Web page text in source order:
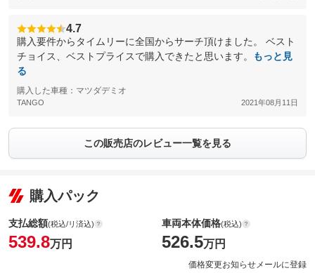
4.7
購入要件からタイムリーに全国からサーチ頂けました。 ベスト
チョイス、ベストプライスで購入できたと思います。
もっと見
る
購入した車種：マツダデミオ
TANGO 2021年08月11日
この販売店のレビュー一覧を見る
購入パック
支払総額(税込/リ済込)
539.8万円
車両本体価格(税込)
526.5万円
価格変更お知らせメールに登録